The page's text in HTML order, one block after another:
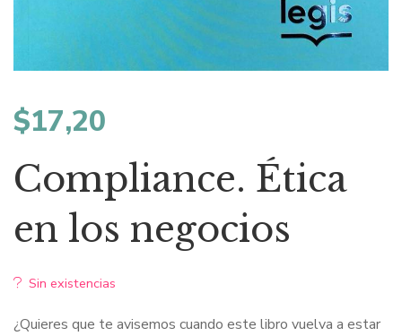
$17,20
Compliance. Ética
en los negocios
Sin existencias
¿Quieres que te avisemos cuando este libro vuelva a estar